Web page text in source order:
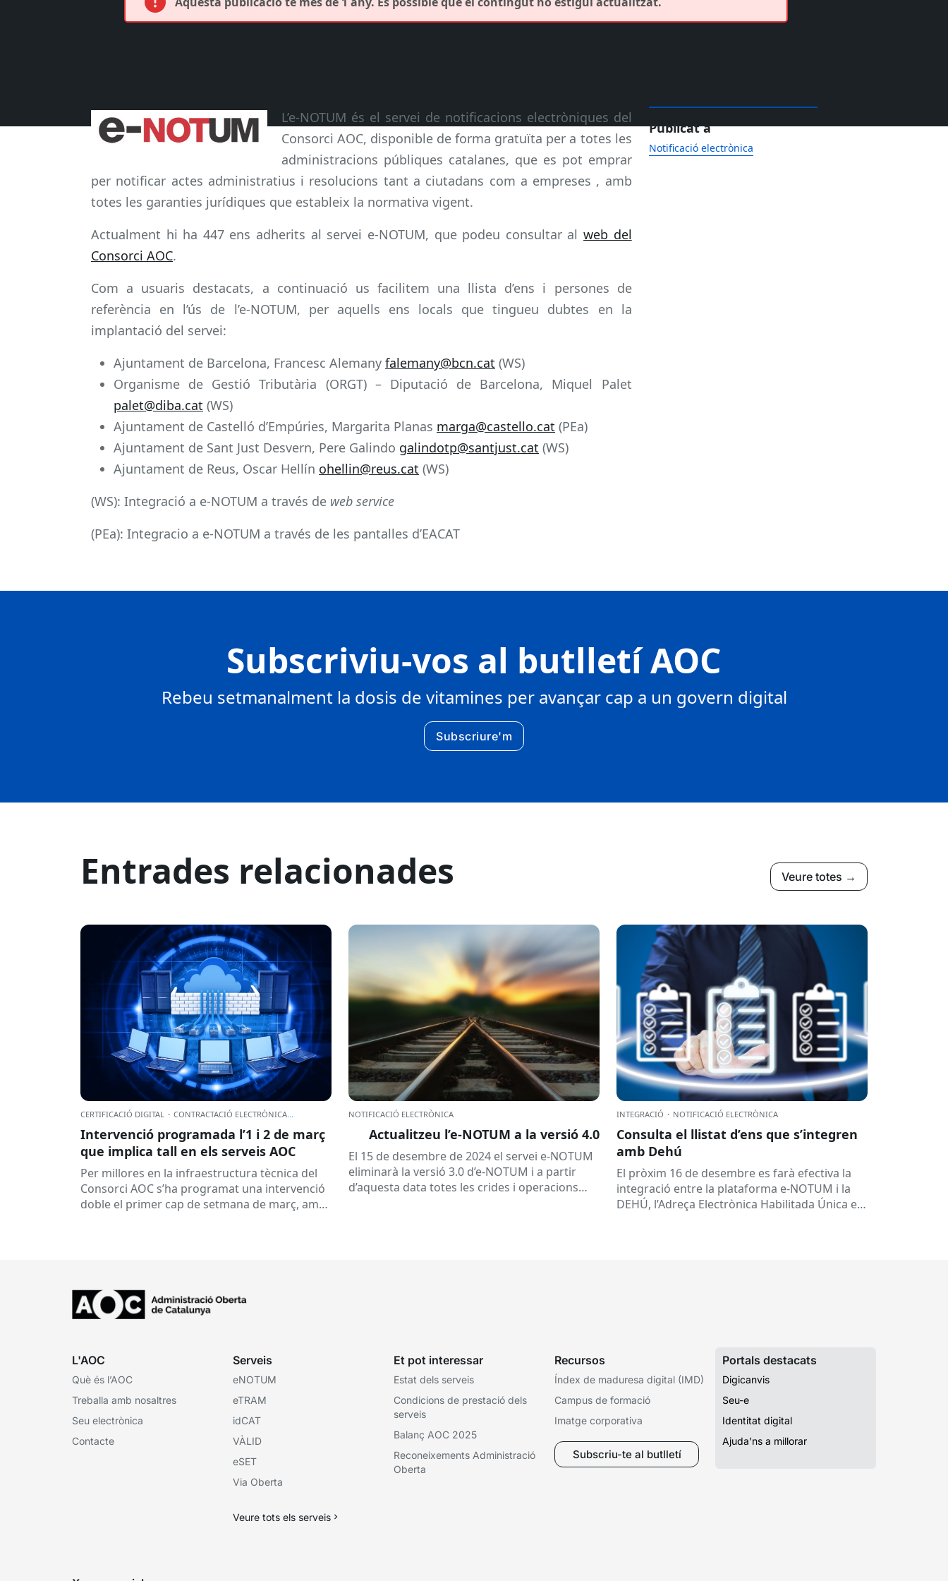
L’e-NOTUM és el servei de notificacions electròniques del
Consorci AOC, disponible de forma gratuïta per a totes les
administracions públiques catalanes, que es pot emprar
per notificar actes administratius i resolucions tant a ciutadans com a empreses , amb
totes les garanties jurídiques que estableix la normativa vigent.
Actualment hi ha 447 ens adherits al servei e-NOTUM, que podeu consultar alweb del
Consorci AOC.
Com a usuaris destacats, a continuació us facilitem una llista d’ens i persones de
referència en l’ús de l’e-NOTUM, per aquells ens locals que tingueu dubtes en la
implantació del servei:
Ajuntament de Barcelona, Francesc Alemany falemany@bcn.cat (WS)
Organisme de Gestió Tributària (ORGT) – Diputació de Barcelona, Miquel Palet
palet@diba.cat (WS)
Ajuntament de Castelló d’Empúries, Margarita Planas marga@castello.cat (PEa)
Ajuntament de Sant Just Desvern, Pere Galindo galindotp@santjust.cat (WS)
Ajuntament de Reus, Oscar Hellín ohellin@reus.cat (WS)
(WS): Integració a e-NOTUM a través de web service
(PEa): Integracio a e-NOTUM a través de les pantalles d’EACAT
Publicat a
Notificació electrònica
Subscriviu-vos al butlletí AOC
Rebeu setmanalment la dosis de vitamines per avançar cap a un govern digital
Subscriure'm
Entrades relacionades Veure totes →
CERTIFICACIÓ DIGITAL · CONTRACTACIÓ ELECTRÒNICA
Intervenció programada l’1 i 2 de març
que implica tall en els serveis AOC
Per millores en la infraestructura tècnica del
Consorci AOC s’ha programat una intervenció
doble el primer cap de setmana de març, amb
NOTIFICACIÓ ELECTRÒNICA
Actualitzeu l’e-NOTUM a la versió 4.0
El 15 de desembre de 2024 el servei e-NOTUM
eliminarà la versió 3.0 d’e-NOTUM i a partir
d’aquesta data totes les crides i operacions
INTEGRACIÓ · NOTIFICACIÓ ELECTRÒNICA
Consulta el llistat d’ens que s’integren
amb Dehú
El pròxim 16 de desembre es farà efectiva la
integració entre la plataforma e-NOTUM i la
DEHÚ, l’Adreça Electrònica Habilitada Única en
L'AOC
Què és l’AOC
Treballa amb nosaltres
Seu electrònica
Contacte
Serveis
eNOTUM
eTRAM
idCAT
VÀLID
eSET
Via Oberta
Veure tots els serveis
Et pot interessar
Estat dels serveis
Condicions de prestació dels
serveis
Balanç AOC 2025
Reconeixements Administració
Oberta
Recursos
Índex de maduresa digital (IMD)
Campus de formació
Imatge corporativa
Subscriu-te al butlletí
Portals destacats
Digicanvis
Seu-e
Identitat digital
Ajuda’ns a millorar